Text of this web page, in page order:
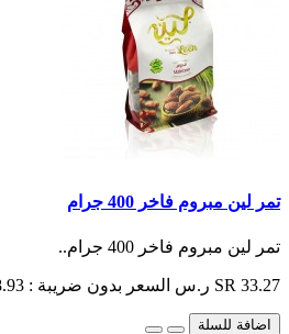
تمر لين مبروم فاخر 400 جرام
تمر لين مبروم فاخر 400 جرام..
SR 33.27 ر.س السعر بدون ضريبة : SR 28.93 ر.س
اضافة للسلة